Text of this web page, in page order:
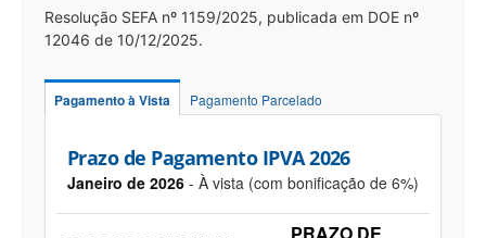
Resolução SEFA nº 1159/2025, publicada em DOE nº
12046 de 10/12/2025.
Pagamento à Vista Pagamento Parcelado
Prazo de Pagamento IPVA 2026
Janeiro de 2026 - À vista (com bonificação de 6%)